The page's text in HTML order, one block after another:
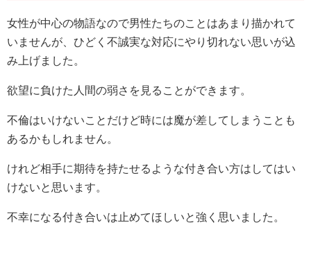
女性が中心の物語なので男性たちのことはあまり描かれて
いませんが、ひどく不誠実な対応にやり切れない思いが込
み上げました。
欲望に負けた人間の弱さを見ることができます。
不倫はいけないことだけど時には魔が差してしまうことも
あるかもしれません。
けれど相手に期待を持たせるような付き合い方はしてはい
けないと思います。
不幸になる付き合いは止めてほしいと強く思いました。